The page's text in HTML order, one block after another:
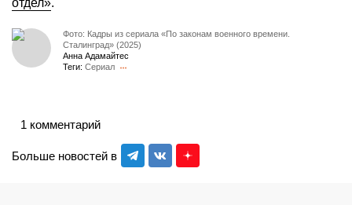
отдел».
Фото: Кадры из сериала «По законам военного времени.
Сталинград» (2025)
Анна Адамайтес
Теги: Сериал
Больше новостей в
1 комментарий